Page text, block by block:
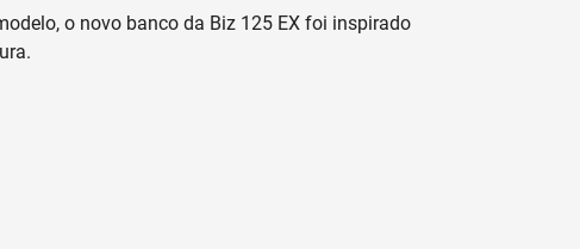
o novo banco da Biz 125 EX foi inspirado